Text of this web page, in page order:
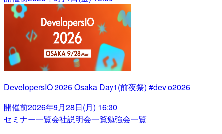
DevelopersIO 2026 Osaka Day1(前夜祭) #devio2026
開催前2026年9月28日(月) 16:30
セミナー一覧会社説明会一覧勉強会一覧